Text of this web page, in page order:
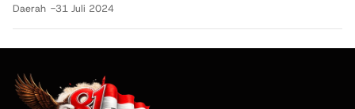
Daerah 31 Juli 2024